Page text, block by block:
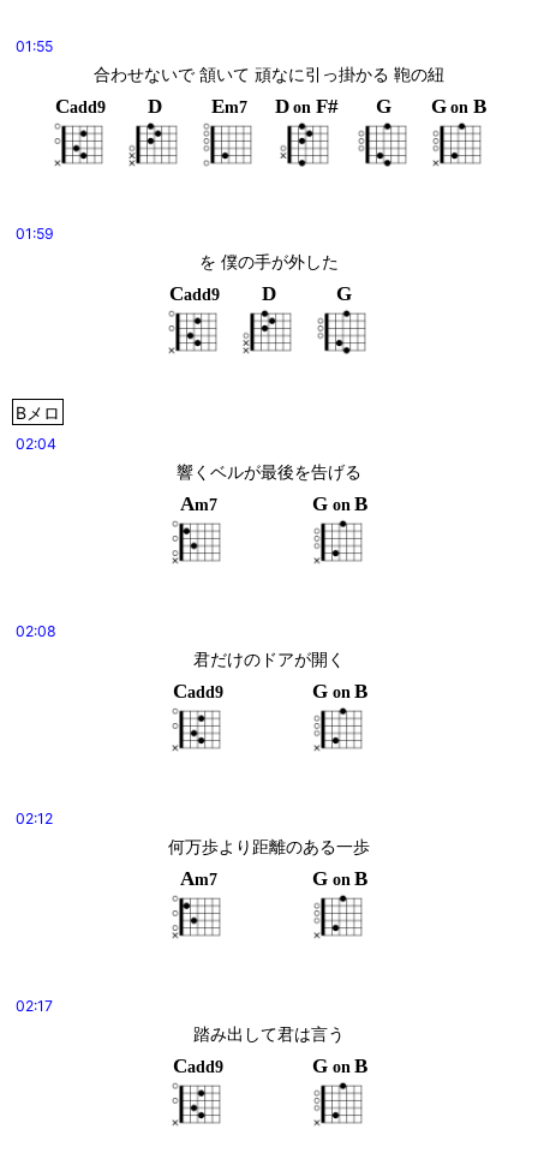
01:55
合わせないで 頷いて 頑なに引っ掛かる 鞄の紐
Cadd9 D Em7 D on F# G G on B
01:59
を 僕の手が外した
Cadd9 D G
Bメロ
02:04
響くベルが最後を告げる
Am7 G on B
02:08
君だけのドアが開く
Cadd9 G on B
02:12
何万歩より距離のある一歩
Am7 G on B
02:17
踏み出して君は言う
Cadd9 G on B